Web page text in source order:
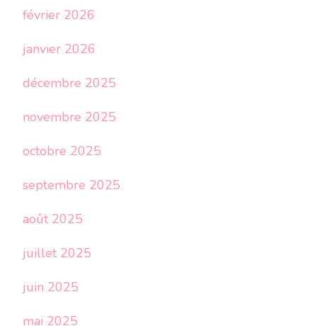
février 2026
janvier 2026
décembre 2025
novembre 2025
octobre 2025
septembre 2025
août 2025
juillet 2025
juin 2025
mai 2025